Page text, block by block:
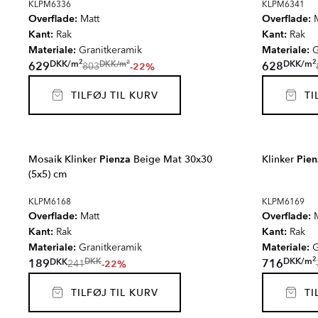
KLPM6336
Overflade: Matt
Kant: Rak
Materiale: Granitkeramik
629DKK/m2803DKK/m2-22%
TILFØJ TIL KURV
KLPM6341
Overflade:
Kant: Rak
Materiale:
628DKK/m2
Mosaik Klinker Pienza Beige Mat 30x30
(5x5) cm
KLPM6168
Overflade: Matt
Kant: Rak
Materiale: Granitkeramik
189DKK241DKK-22%
TILFØJ TIL KURV
Klinker
KLPM6169
Overflade:
Kant: Rak
Materiale:
716DKK/m2